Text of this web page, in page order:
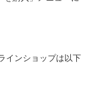
インショップは以下